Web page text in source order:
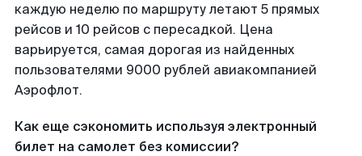
каждую неделю по маршруту летают 5 прямых
рейсов и 10 рейсов с пересадкой. Цена
варьируется, самая дорогая из найденных
пользователями 9000 рублей авиакомпанией
Аэрофлот.
Как еще сэкономить используя электронный
билет на самолет без комиссии?